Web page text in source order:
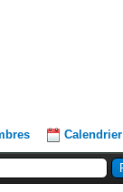
Calendrier